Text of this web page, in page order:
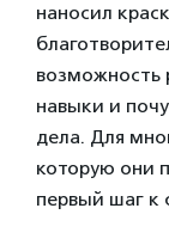
наносил
возможность
навыки и
дела. Для
которую они
первый шаг к